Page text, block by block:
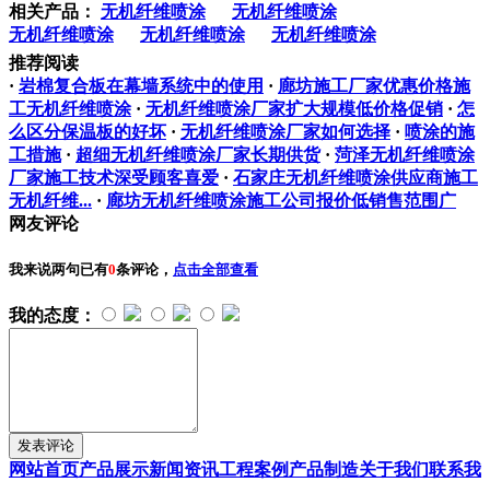
相关产品： 无机纤维喷涂
无机纤维喷涂
无机纤维喷涂
无机纤维喷涂
无机纤维喷涂
推荐阅读
· 岩棉复合板在幕墙系统中的使用 · 廊坊施工厂家优惠价格施
工无机纤维喷涂 · 无机纤维喷涂厂家扩大规模低价格促销 · 怎
么区分保温板的好坏 · 无机纤维喷涂厂家如何选择 · 喷涂的施
工措施 · 超细无机纤维喷涂厂家长期供货 · 菏泽无机纤维喷涂
厂家施工技术深受顾客喜爱 · 石家庄无机纤维喷涂供应商施工
无机纤维... · 廊坊无机纤维喷涂施工公司报价低销售范围广
网友评论
我来说两句已有0条评论， 点击全部查看
我的态度：
网站首页产品展示新闻资讯工程案例 产品制造关于我们联系我